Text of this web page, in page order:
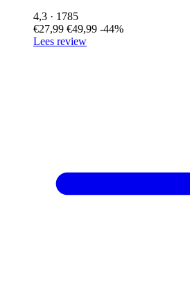
4,3 · 1785
€27,99 €49,99 -44%
Lees review